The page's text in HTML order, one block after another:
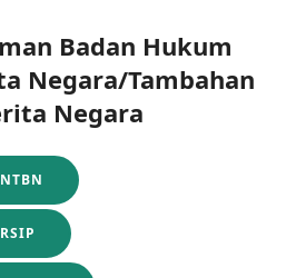
Badan Hukum
Negara/Tambahan
Negara